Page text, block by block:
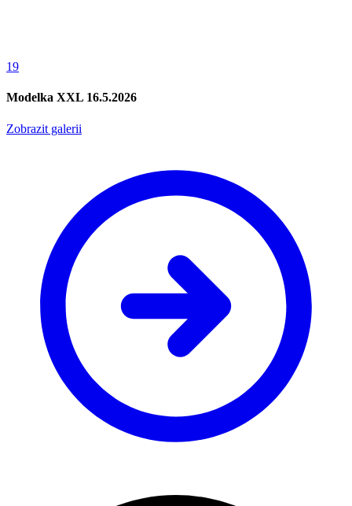
19
Modelka XXL 16.5.2026
Zobrazit galerii